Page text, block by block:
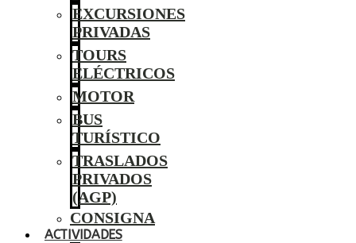
EXCURSIONES
PRIVADAS
TOURS
ELÉCTRICOS
MOTOR
BUS
TURÍSTICO
TRASLADOS
PRIVADOS
(AGP)
CONSIGNA
ACTIVIDADES